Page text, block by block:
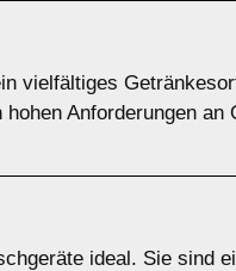
vielfältiges
Anforderungen an
ideal. Sie sind